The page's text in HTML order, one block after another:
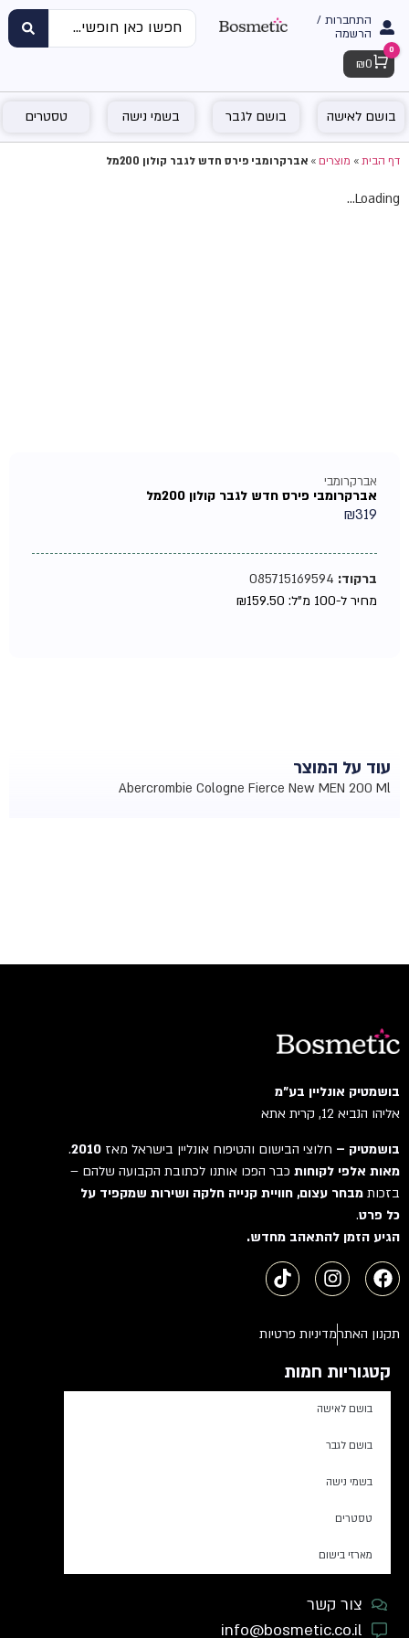
התחברות /
הרשמה
Cart
0
₪ 0
בושם לאישה בושם לגבר בשמי נישה טסטרים
דף הבית»מוצרים»אברקרומבי פירס חדש לגבר קולון 200מל
Loading...
אברקרומבי
אברקרומבי פירס חדש לגבר קולון 200מל
₪319
ברקוד:085715169594
מחיר ל-100 מ"ל:
₪159.50
עוד על המוצר
Abercrombie Cologne Fierce New MEN 200 Ml
בושמטיק אונליין בע"מ
אליהו הנביא 12, קרית אתא
בושמטיק –חלוצי הבישום והטיפוח אונליין בישראל מאז2010
.
מאות אלפי לקוחותכבר הפכו אותנו לכתובת הקבועה שלהם –
בזכותמבחר עצום, חוויית קנייה חלקה ושירות שמקפיד על
כל פרט.
הגיע הזמן להתאהב מחדש.
תקנון האתרמדיניות פרטיות
קטגוריות חמות
בושם לאישה
בושם לגבר
בשמי נישה
טסטרים
מארזי בישום
צור קשר
info@bosmetic.co.il